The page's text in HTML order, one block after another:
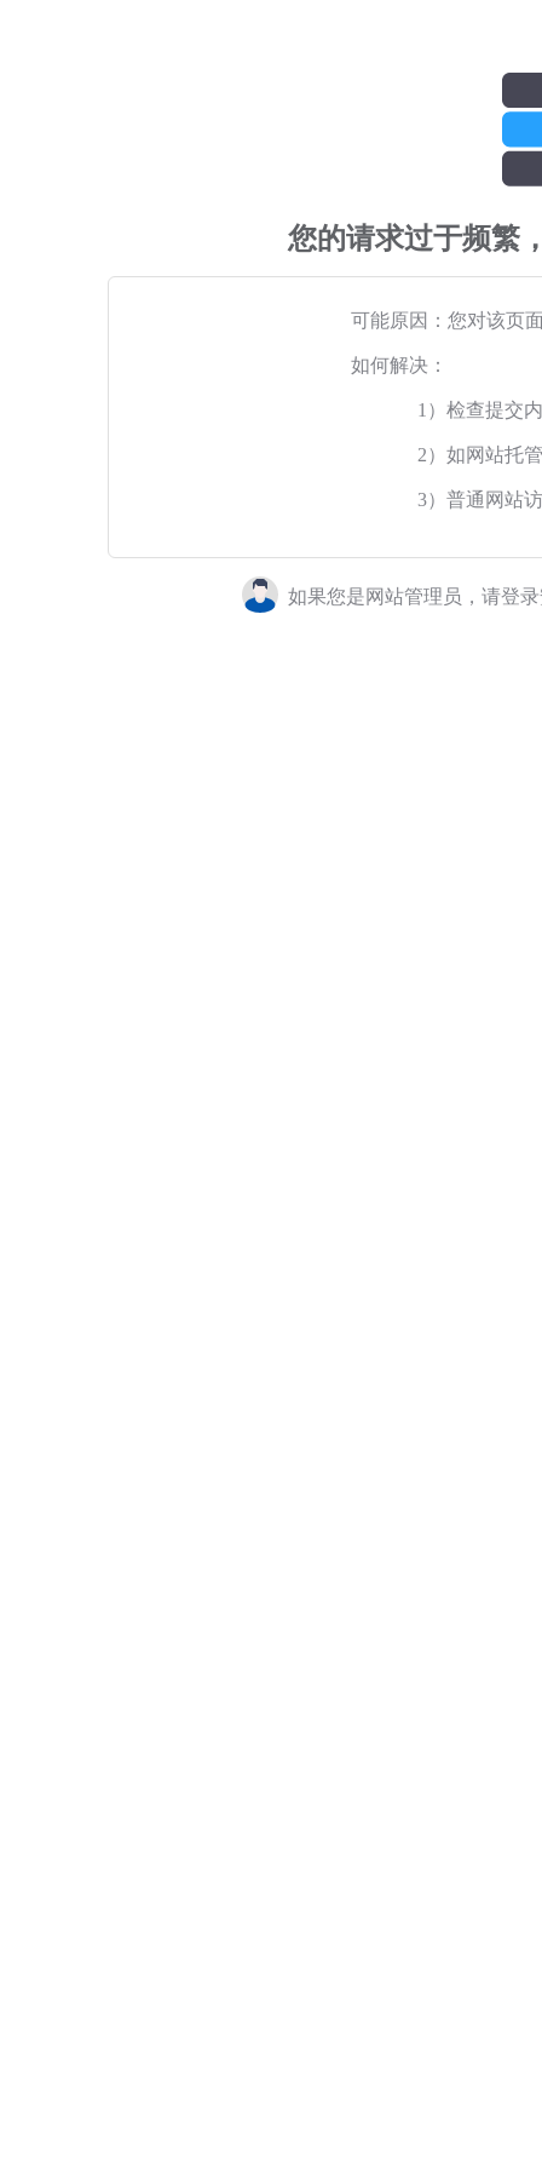
您的请求过于频繁
可能原因：您对该页
如何解决：
1）检查提交
2）如网站托
3）普通网站
如果您是网站管理员，请登